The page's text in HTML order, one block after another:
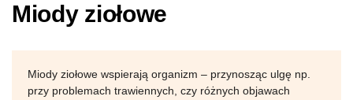
Miody ziołowe
Miody ziołowe wspierają organizm – przynosząc ulgę np.
przy problemach trawiennych, czy różnych objawach